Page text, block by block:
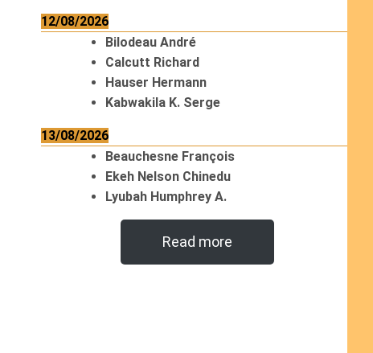
12/08/2026
Bilodeau André
Calcutt Richard
Hauser Hermann
Kabwakila K. Serge
13/08/2026
Beauchesne François
Ekeh Nelson Chinedu
Lyubah Humphrey A.
Read more